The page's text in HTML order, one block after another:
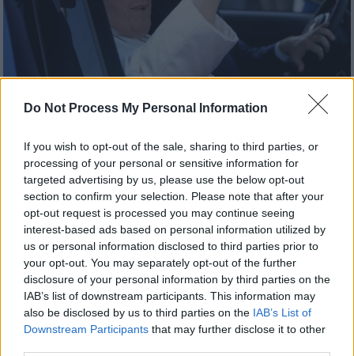
Do Not Process My Personal Information
If you wish to opt-out of the sale, sharing to third parties, or
processing of your personal or sensitive information for
targeted advertising by us, please use the below opt-out
section to confirm your selection. Please note that after your
opt-out request is processed you may continue seeing
interest-based ads based on personal information utilized by
us or personal information disclosed to third parties prior to
your opt-out. You may separately opt-out of the further
disclosure of your personal information by third parties on the
IAB’s list of downstream participants. This information may
also be disclosed by us to third parties on the IAB’s List of
Downstream Participants that may further disclose it to other
Πάπας Φραγκίσκος/AP
Προσθέστε το ΕΘΝΟΣ στη Google
Σε ένα σύντομοηχητικό μήνυμάτου στα
ισπανικά, ο Πάπας Φραγκίσκοςθέλησε να
ευχαριστήσει τους πιστούς που
προσεύχονται για τηνίασήτου.
ΔΙΑΒΑΣΤΕ ΕΠΙΣΗΣ